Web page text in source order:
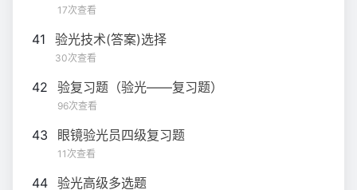
17次查看
41 验光技术(答案)选择
30次查看
42 验复习题（验光——复习题）
96次查看
43 眼镜验光员四级复习题
11次查看
44 验光高级多选题